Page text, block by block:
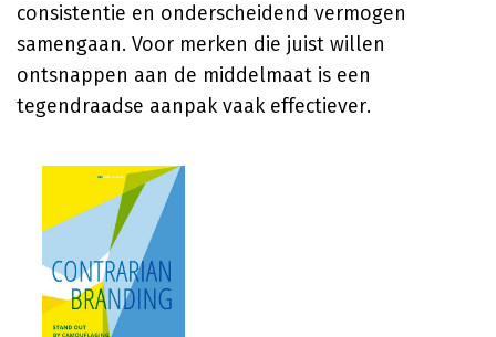
consistentie en onderscheidend vermogen
samengaan. Voor merken die juist willen
ontsnappen aan de middelmaat is een
tegendraadse aanpak vaak effectiever.